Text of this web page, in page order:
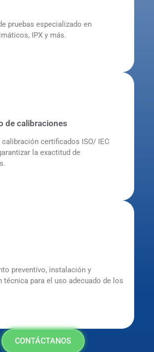
pruebas especializado en
IPX y más.
de calibraciones
certificados ISO/ IEC
la exactitud de
preventivo, instalación y
técnica para el uso adecuado de los
CONTÁCTANOS